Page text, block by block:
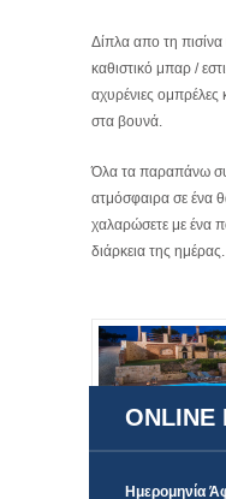
Δίπλα απο τη
καθιστικό μπαρ /
αχυρένιες ομπρέλες
στα βουνά.
Όλα τα παραπάνω
ατμόσφαιρα σε ένα
χαλαρώσετε με ένα
διάρκεια της ημέρας.
Ημερομηνία